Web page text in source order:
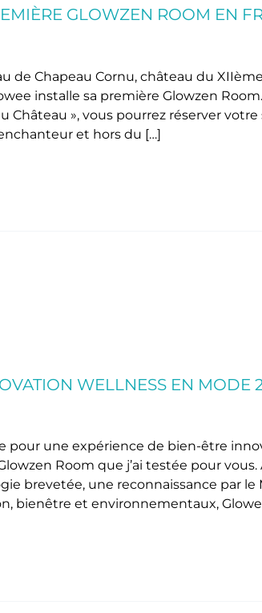
GLOWZEN ROOM EN
de Chapeau Cornu, château du
installe sa première Glowzen
Château », vous pourrez réserver
et hors du […]
WELLNESS EN MODE
pour une expérience de bien-être
Room que j’ai testée pour vous.
brevetée, une reconnaissance par le
bienêtre et environnementaux,